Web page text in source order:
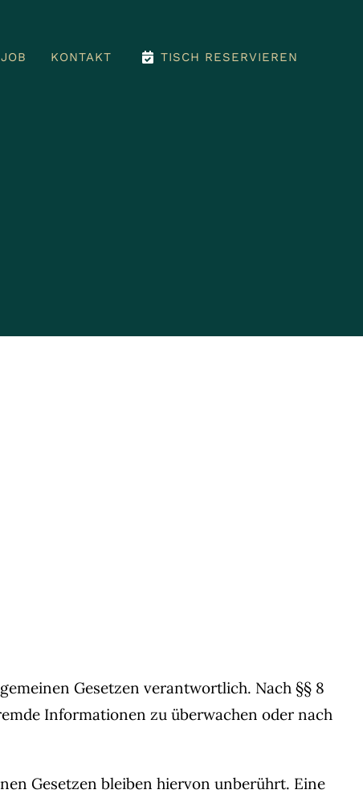
JOB KONTAKT TISCH RESERVIEREN
JOB KONTAKT TISCH RESERVIEREN
Gesetzen verantwortlich. Nach §§ 8
Informationen zu überwachen oder nach
Gesetzen bleiben hiervon unberührt. Eine